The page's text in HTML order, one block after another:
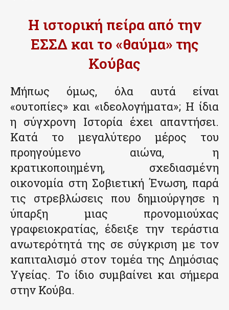
Η ιστορική πείρα από την
ΕΣΣΔ και το «θαύμα» της
Κούβας
Μήπως όμως, όλα αυτά είναι
«ουτοπίες» και «ιδεολογήματα»; Η ίδια
η σύγχρονη Ιστορία έχει απαντήσει.
Κατά το μεγαλύτερο μέρος του
προηγούμενο αιώνα, η
κρατικοποιημένη, σχεδιασμένη
οικονομία στη Σοβιετική Ένωση, παρά
τις στρεβλώσεις που δημιούργησε η
ύπαρξη μιας προνομιούχας
γραφειοκρατίας, έδειξε την τεράστια
ανωτερότητά της σε σύγκριση με τον
καπιταλισμό στον τομέα της Δημόσιας
Υγείας. Το ίδιο συμβαίνει και σήμερα
στην Κούβα.